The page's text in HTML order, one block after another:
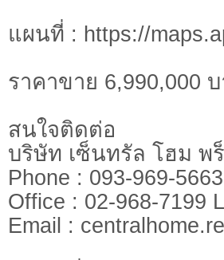
แผนที่ : https://
ราคาขาย 6,990,000
สนใจติดต่อ
บริษัท เซ็นทรัล โฮม
Phone : 093-969-
Office : 02-968-
​​​​​​​Email :